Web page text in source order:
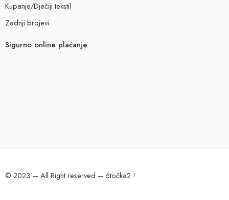
Kupanje/Dječiji tekstil
Zadnji brojevi
Sigurno online plaćanje
© 2023 – All Right reserved – 6točka2 !